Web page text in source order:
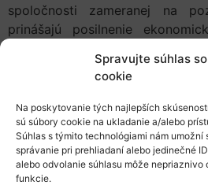
Spravujte súhlas
cookie
Na poskytovanie tých najlepších
sú súbory cookie na ukladanie a/alebo
Súhlas s týmito technológiami nám
správanie pri prehliadaní alebo jedinečné
alebo odvolanie súhlasu môže
funkcie.
spoločnosti zameranej na
prinášajú posilnenie
Všetky ďalšie informácie ku
tu.